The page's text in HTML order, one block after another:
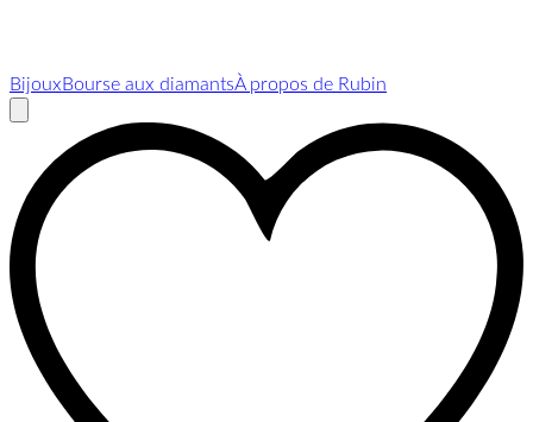
BijouxBourse aux diamantsÀ propos de Rubin